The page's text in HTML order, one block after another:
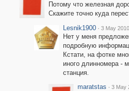
Потому что железная
Скажите точно куда
Lesnik1900 · 3 May
Нет у меня
подробную
Кстати, на фотке
иного длинномера -
станция.
maratstas · 3 May